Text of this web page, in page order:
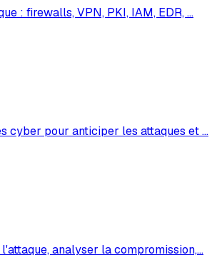
: firewalls, VPN, PKI, IAM, EDR,…
cyber pour anticiper les attaques et…
analyser la compromission,…